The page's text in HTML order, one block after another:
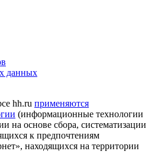
данных
hh.ru применяются
(информационные технологии
на основе сбора, систематизации
к предпочтениям
находящихся на территории